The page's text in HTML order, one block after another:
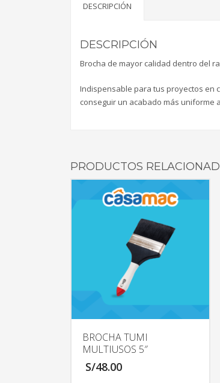
DESCRIPCIÓN
DESCRIPCIÓN
Brocha de mayor calidad dentro del
Indispensable para tus proyectos en
conseguir un acabado más uniforme
PRODUCTOS
BROCHA TUMI
MULTIUSOS 5″
S/48.00